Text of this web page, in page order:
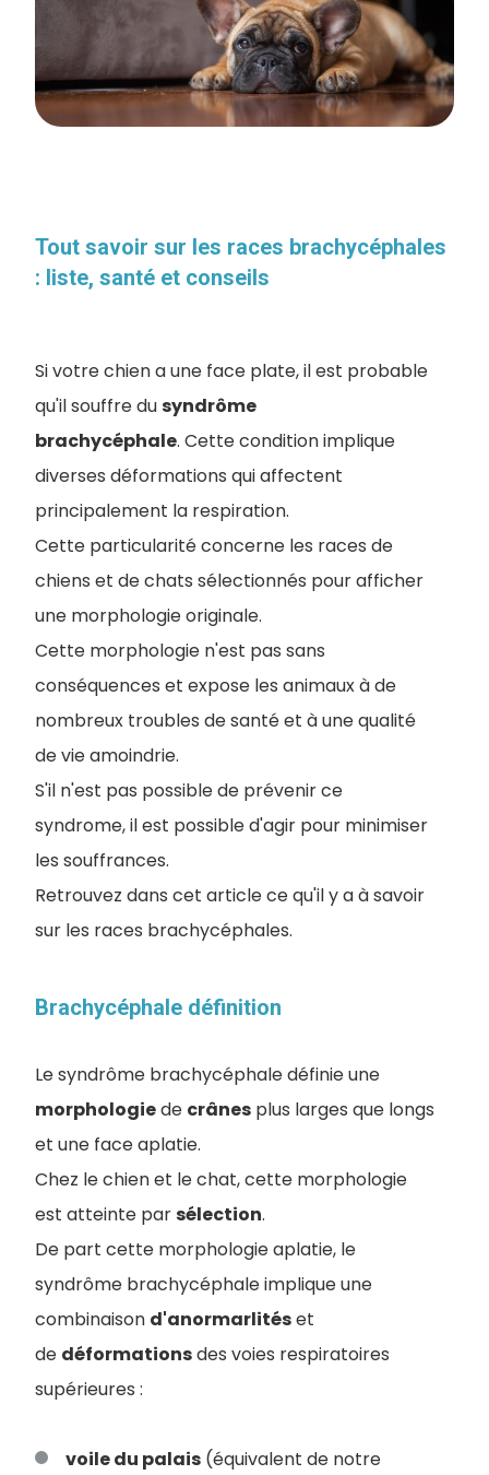
Tout savoir sur les races brachycéphales
: liste, santé et conseils
Si votre chien a une face plate, il est probable
qu'il souffre dusyndrôme
brachycéphale. Cette condition implique
diverses déformations qui affectent
principalement la respiration.
Cette particularité concerne les races de
chiens et de chats sélectionnés pour afficher
une morphologie originale.
Cette morphologie n'est pas sans
conséquences et expose les animaux à de
nombreux troubles de santé et à une qualité
de vie amoindrie.
S'il n'est pas possible de prévenir ce
syndrome, il est possible d'agir pour minimiser
les souffrances.
Retrouvez dans cet article ce qu'il y a à savoir
sur les races brachycéphales.
Brachycéphale définition
Le syndrôme brachycéphale définie une
morphologiede crânes plus larges que longs
et une face aplatie.
Chez le chien et le chat, cette morphologie
est atteinte parsélection.
De part cette morphologie aplatie, le
syndrôme brachycéphale implique une
combinaison d'anormarlitéset
de déformationsdes voies respiratoires
supérieures :
voile du palais (équivalent de notre